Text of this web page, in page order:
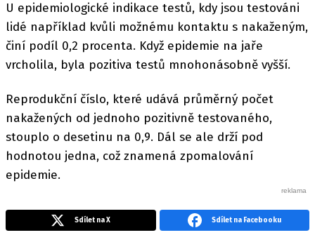
U epidemiologické indikace testů, kdy jsou testováni
lidé například kvůli možnému kontaktu s nakaženým,
činí podíl 0,2 procenta. Když epidemie na jaře
vrcholila, byla pozitiva testů mnohonásobně vyšší.
Reprodukční číslo, které udává průměrný počet
nakažených od jednoho pozitivně testovaného,
stouplo o desetinu na 0,9. Dál se ale drží pod
hodnotou jedna, což znamená zpomalování
epidemie.
Sdílet na X Sdílet na Facebooku